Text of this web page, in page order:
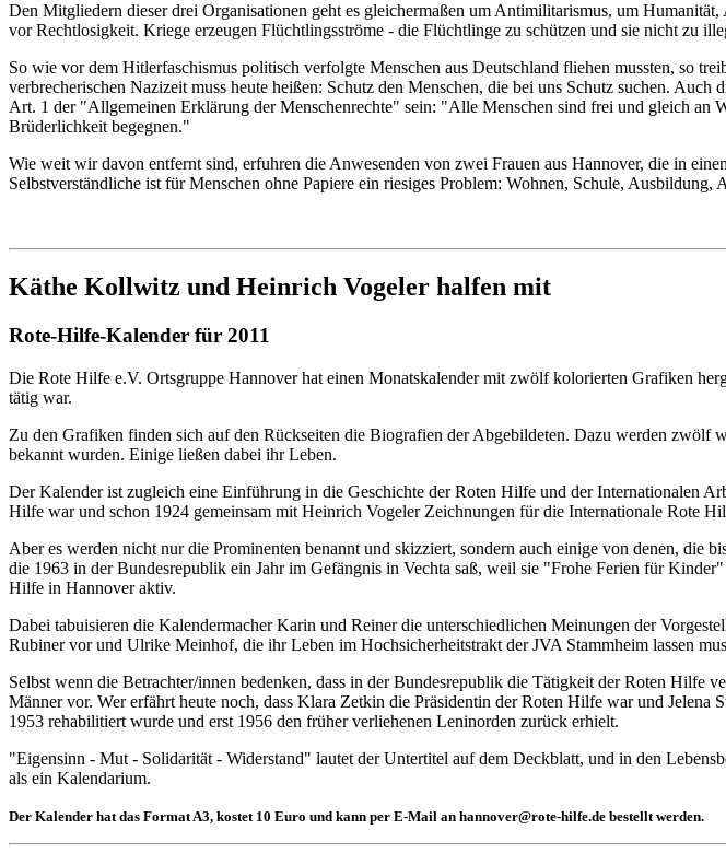
Den Mitgliedern dieser drei Organisationen geht es gleichermaßen um Antimilitarismus, um
vor Rechtlosigkeit. Kriege erzeugen Flüchtlingsströme - die Flüchtlinge zu schützen und sie nicht zu
So wie vor dem Hitlerfaschismus politisch verfolgte Menschen aus Deutschland fliehen mussten, so
verbrecherischen Nazizeit muss heute heißen: Schutz den Menschen, die bei uns Schutz suchen.
Art. 1 der "Allgemeinen Erklärung der Menschenrechte" sein: "Alle Menschen sind frei und gleich an
Brüderlichkeit begegnen."
Wie weit wir davon entfernt sind, erfuhren die Anwesenden von zwei Frauen aus Hannover, die in
Selbstverständliche ist für Menschen ohne Papiere ein riesiges Problem: Wohnen, Schule,
Käthe Kollwitz und Heinrich Vogeler halfen mit
Rote-Hilfe-Kalender für 2011
Die Rote Hilfe e.V. Ortsgruppe Hannover hat einen Monatskalender mit zwölf kolorierten Grafiken
tätig war.
Zu den Grafiken finden sich auf den Rückseiten die Biografien der Abgebildeten. Dazu werden zwölf
bekannt wurden. Einige ließen dabei ihr Leben.
Der Kalender ist zugleich eine Einführung in die Geschichte der Roten Hilfe und der Internationalen
Hilfe war und schon 1924 gemeinsam mit Heinrich Vogeler Zeichnungen für die Internationale Rote
Aber es werden nicht nur die Prominenten benannt und skizziert, sondern auch einige von denen,
die 1963 in der Bundesrepublik ein Jahr im Gefängnis in Vechta saß, weil sie "Frohe Ferien für
Hilfe in Hannover aktiv.
Dabei tabuisieren die Kalendermacher Karin und Reiner die unterschiedlichen Meinungen der
Rubiner vor und Ulrike Meinhof, die ihr Leben im Hochsicherheitstrakt der JVA Stammheim lassen
Selbst wenn die Betrachter/innen bedenken, dass in der Bundesrepublik die Tätigkeit der Roten
Männer vor. Wer erfährt heute noch, dass Klara Zetkin die Präsidentin der Roten Hilfe war und Jelena
1953 rehabilitiert wurde und erst 1956 den früher verliehenen Leninorden zurück erhielt.
"Eigensinn - Mut - Solidarität - Widerstand" lautet der Untertitel auf dem Deckblatt, und in den
als ein Kalendarium.
Der Kalender hat das Format A3, kostet 10 Euro und kann per E-Mail an hannover@rote-hilfe.de bestellt werden.